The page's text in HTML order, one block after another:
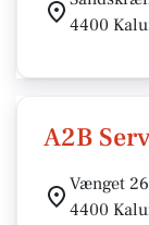
4400
A2B
Vænget 26
4400